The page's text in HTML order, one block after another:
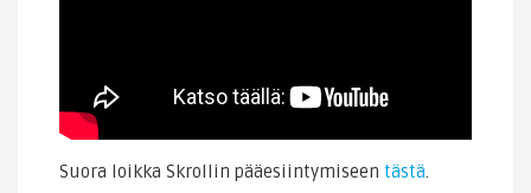
Suora loikka Skrollin pääesiintymiseen tästä.